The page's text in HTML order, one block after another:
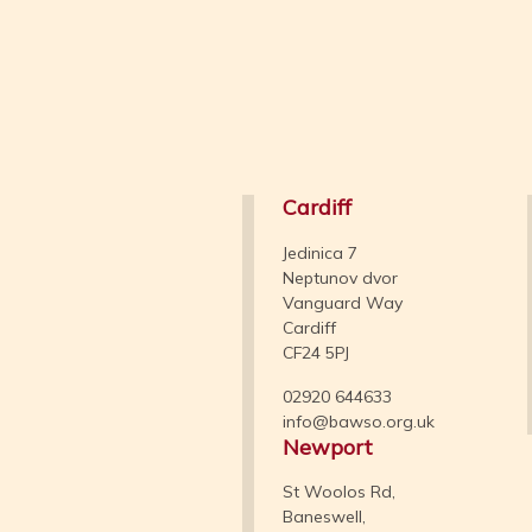
Cardiff
Jedinica 7
Neptunov dvor
Vanguard Way
Cardiff
CF24 5PJ
02920 644633
info@bawso.org.uk
Newport
St Woolos Rd,
Baneswell,